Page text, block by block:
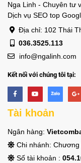
Nga Linh - Chuyên tư
Dịch vụ SEO top
Địa chỉ: 102 Thái
036.3525.113
info@ngalinh.com
Kết nối với chúng tôi tại:
Tài khoản
Ngân hàng:
Chi nhánh:
Số tài khoản :